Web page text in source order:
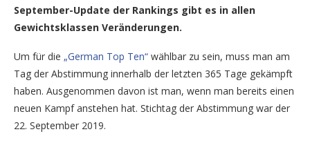
September-Update der Rankings gibt es in allen
Gewichtsklassen Veränderungen.
Um für die „German Top Ten“ wählbar zu sein, muss man am
Tag der Abstimmung innerhalb der letzten 365 Tage gekämpft
haben. Ausgenommen davon ist man, wenn man bereits einen
neuen Kampf anstehen hat. Stichtag der Abstimmung war der
22. September 2019.